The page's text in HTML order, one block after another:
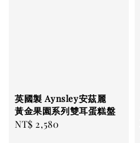
英國製 Aynsley安茲麗
黃金果園系列雙耳蛋糕盤
Regular
NT$ 2,580